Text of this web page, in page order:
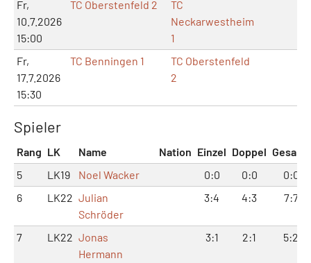
Fr,
10.7.2026
15:00
TC Oberstenfeld 2
TC
Neckarwestheim
1
Fr,
17.7.2026
15:30
TC Benningen 1
TC Oberstenfeld
2
Spieler
Rang LK Name Nation Einzel Doppel Gesamt
5
LK19 Noel Wacker 0:0 0:0
0:0
6
LK22 Julian
Schröder
3:4 4:3 7:7
7 LK22 Jonas
Hermann
3:1 2:1 5:2